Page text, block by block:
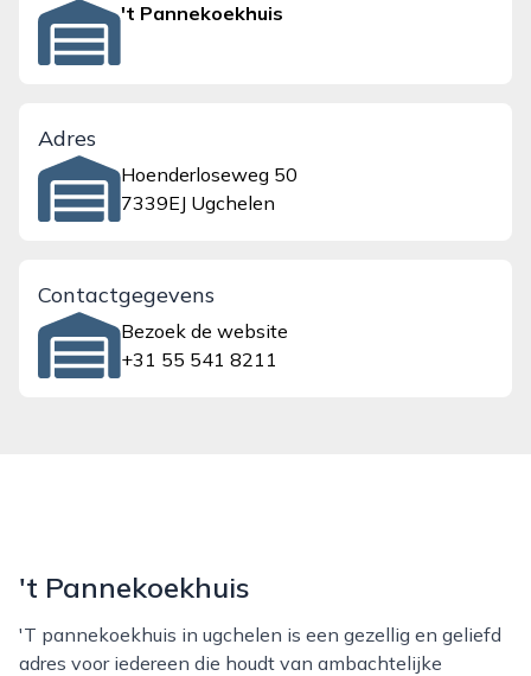
't Pannekoekhuis
Adres
Hoenderloseweg 50
7339EJ Ugchelen
Contactgegevens
Bezoek de website
+31 55 541 8211
't Pannekoekhuis
't pannekoekhuis in ugchelen is een gezellig en geliefd
adres voor iedereen die houdt van ambachtelijke